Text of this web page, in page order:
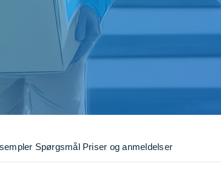
Spørgsmål Priser og anmeldelser